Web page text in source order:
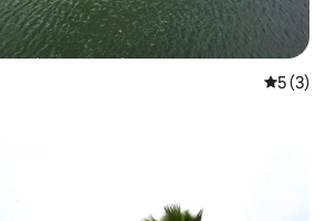
5 de
5 (3)